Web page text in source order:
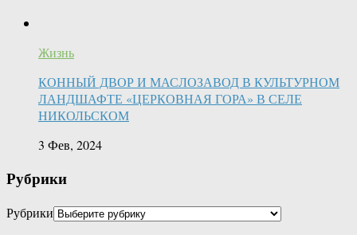
Жизнь
КОННЫЙ ДВОР И МАСЛОЗАВОД В КУЛЬТУРНОМ
ЛАНДШАФТЕ «ЦЕРКОВНАЯ ГОРА» В СЕЛЕ
НИКОЛЬСКОМ
3 Фев, 2024
Рубрики
Рубрики